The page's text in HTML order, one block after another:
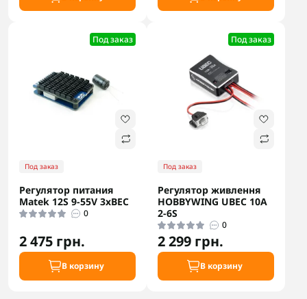
Под заказ
Под заказ
Регулятор питания
Matek 12S 9-55V 3xBEC
0
2 475 грн.
В корзину
Под заказ
Под заказ
Регулятор живлення
HOBBYWING UBEC 10A
2-6S
0
2 299 грн.
В корзину